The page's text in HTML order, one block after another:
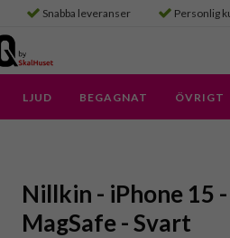
Snabba leveranser Personlig
LJUD BEGAGNAT ÖVRIGT
Nillkin - iPhone 15
MagSafe - Svart